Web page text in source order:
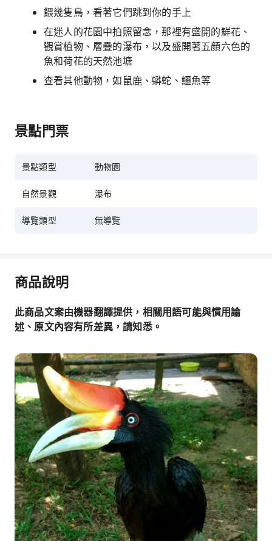
餵幾隻鳥，看著它們跳到你的手上
在迷人的花園中拍照留念，那裡有盛開的鮮花、
觀賞植物、層疊的瀑布，以及盛開著五顏六色的
魚和荷花的天然池塘
查看其他動物，如鼠鹿、蟒蛇、鱷魚等
景點門票
景點類型 動物園
自然景觀 瀑布
導覽類型 無導覽
商品說明
此商品文案由機器翻譯提供，相關用語可能與慣用論
述、原文內容有所差異，請知悉。